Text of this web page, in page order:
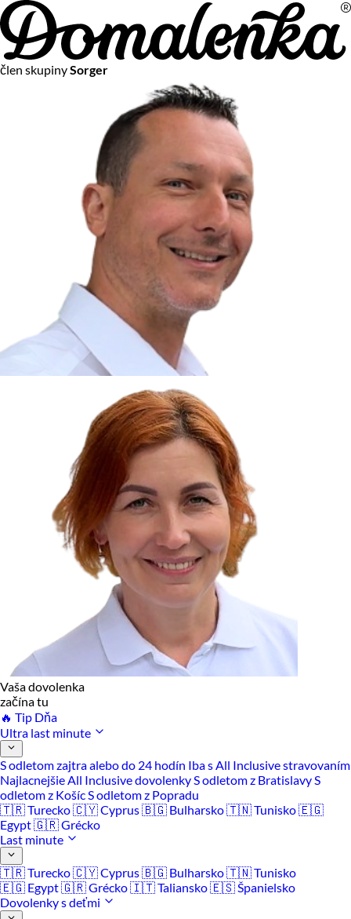
člen skupinySorger
Vaša dovolenka
začína tu
🔥 Tip Dňa
Ultra last minute
S odletom zajtra alebo do 24 hodín Iba s All Inclusive stravovaním
Najlacnejšie All Inclusive dovolenkyS odletom z BratislavyS
odletom z KošícS odletom z Popradu
🇹🇷 Turecko🇨🇾 Cyprus🇧🇬 Bulharsko🇹🇳 Tunisko🇪🇬
Egypt🇬🇷 Grécko
Last minute
🇹🇷 Turecko🇨🇾 Cyprus🇧🇬 Bulharsko🇹🇳 Tunisko
🇪🇬 Egypt🇬🇷 Grécko🇮🇹 Taliansko🇪🇸 Španielsko
Dovolenky s deťmi
Na vašom súkromí nám záleží
Chceme vám neustále poskytovať tie najlepšie služby.
Vzhľadom k platnej legislatíve od vás ale potrebujeme súhlas
s používaním súborov cookies.
Viac o personalizácii a meraní
Aby sme vedeli, čo sa deje na webových stránkach a aby sme
vám mohli prispôsobiť ponuky na mieru či reklamu,
používame cookies a taktiežslužby spoločnosti Google
Čo sú cookies?
Cookies sú malé textové súbory, ktoré môžu byť používané
webovými stránkami, aby zefektívnili používateľský zážitok.
Vďaka cookies vám môžeme ponúkať služby podľa toho, čo
naozaj hľadáte a chcete nájsť.
Kedykoľvek sa môžete slobodne rozhodnúť, ktoré typy
používania cookies chcete umožniť.
Zákon uvádza, že môžeme ukladať cookies na vašom
zariadení, pokiaľ sú nevyhnutne nutné pre prevádzku tejto
Cookies, ktoré používame
Technické a nevyhnutné cookies
Analytické a marketingové cookies
Reklamné úložisko
Reklamné používateľské dáta
Personalizácia reklám
Povoliť vybrané
Odmietnuť